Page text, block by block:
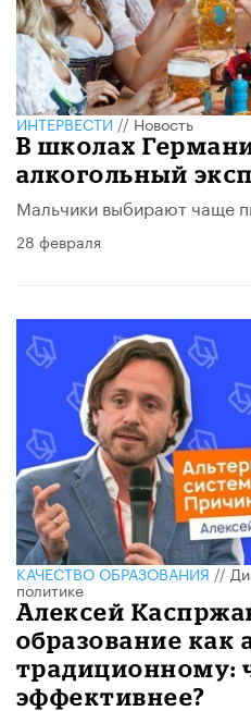
ИНТЕРВЕСТИ//Новость
В школах
алкогольный
Мальчики выбирают чаще
28 февраля
КАЧЕСТВО ОБРАЗОВАНИЯ//
политике
Алексей
образование как
традиционному:
эффективнее?